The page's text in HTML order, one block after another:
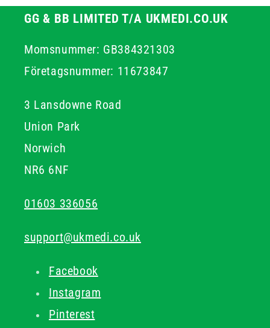
GG & BB LIMITED T/A UKMEDI.CO.UK
Momsnummer: GB384321303
Företagsnummer: 11673847
3 Lansdowne Road
Union Park
Norwich
NR6 6NF
01603 336056
support@ukmedi.co.uk
Facebook
Instagram
Pinterest